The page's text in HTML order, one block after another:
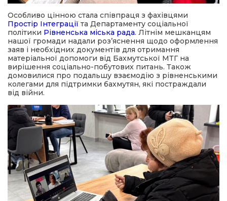
Особливо цінною стала співпраця з фахівцями
Простір Інтеграції та Департаменту соціальної
політики Рівненська міська рада. Літнім мешканцям
нашої громади надали роз’яснення щодо оформлення
заяв і необхідних документів для отримання
матеріальної допомоги від Бахмутської МТГ на
вирішення соціально-побутових питань. Також
домовилися про подальшу взаємодію з рівненськими
колегами для підтримки бахмутян, які постраждали
від війни.